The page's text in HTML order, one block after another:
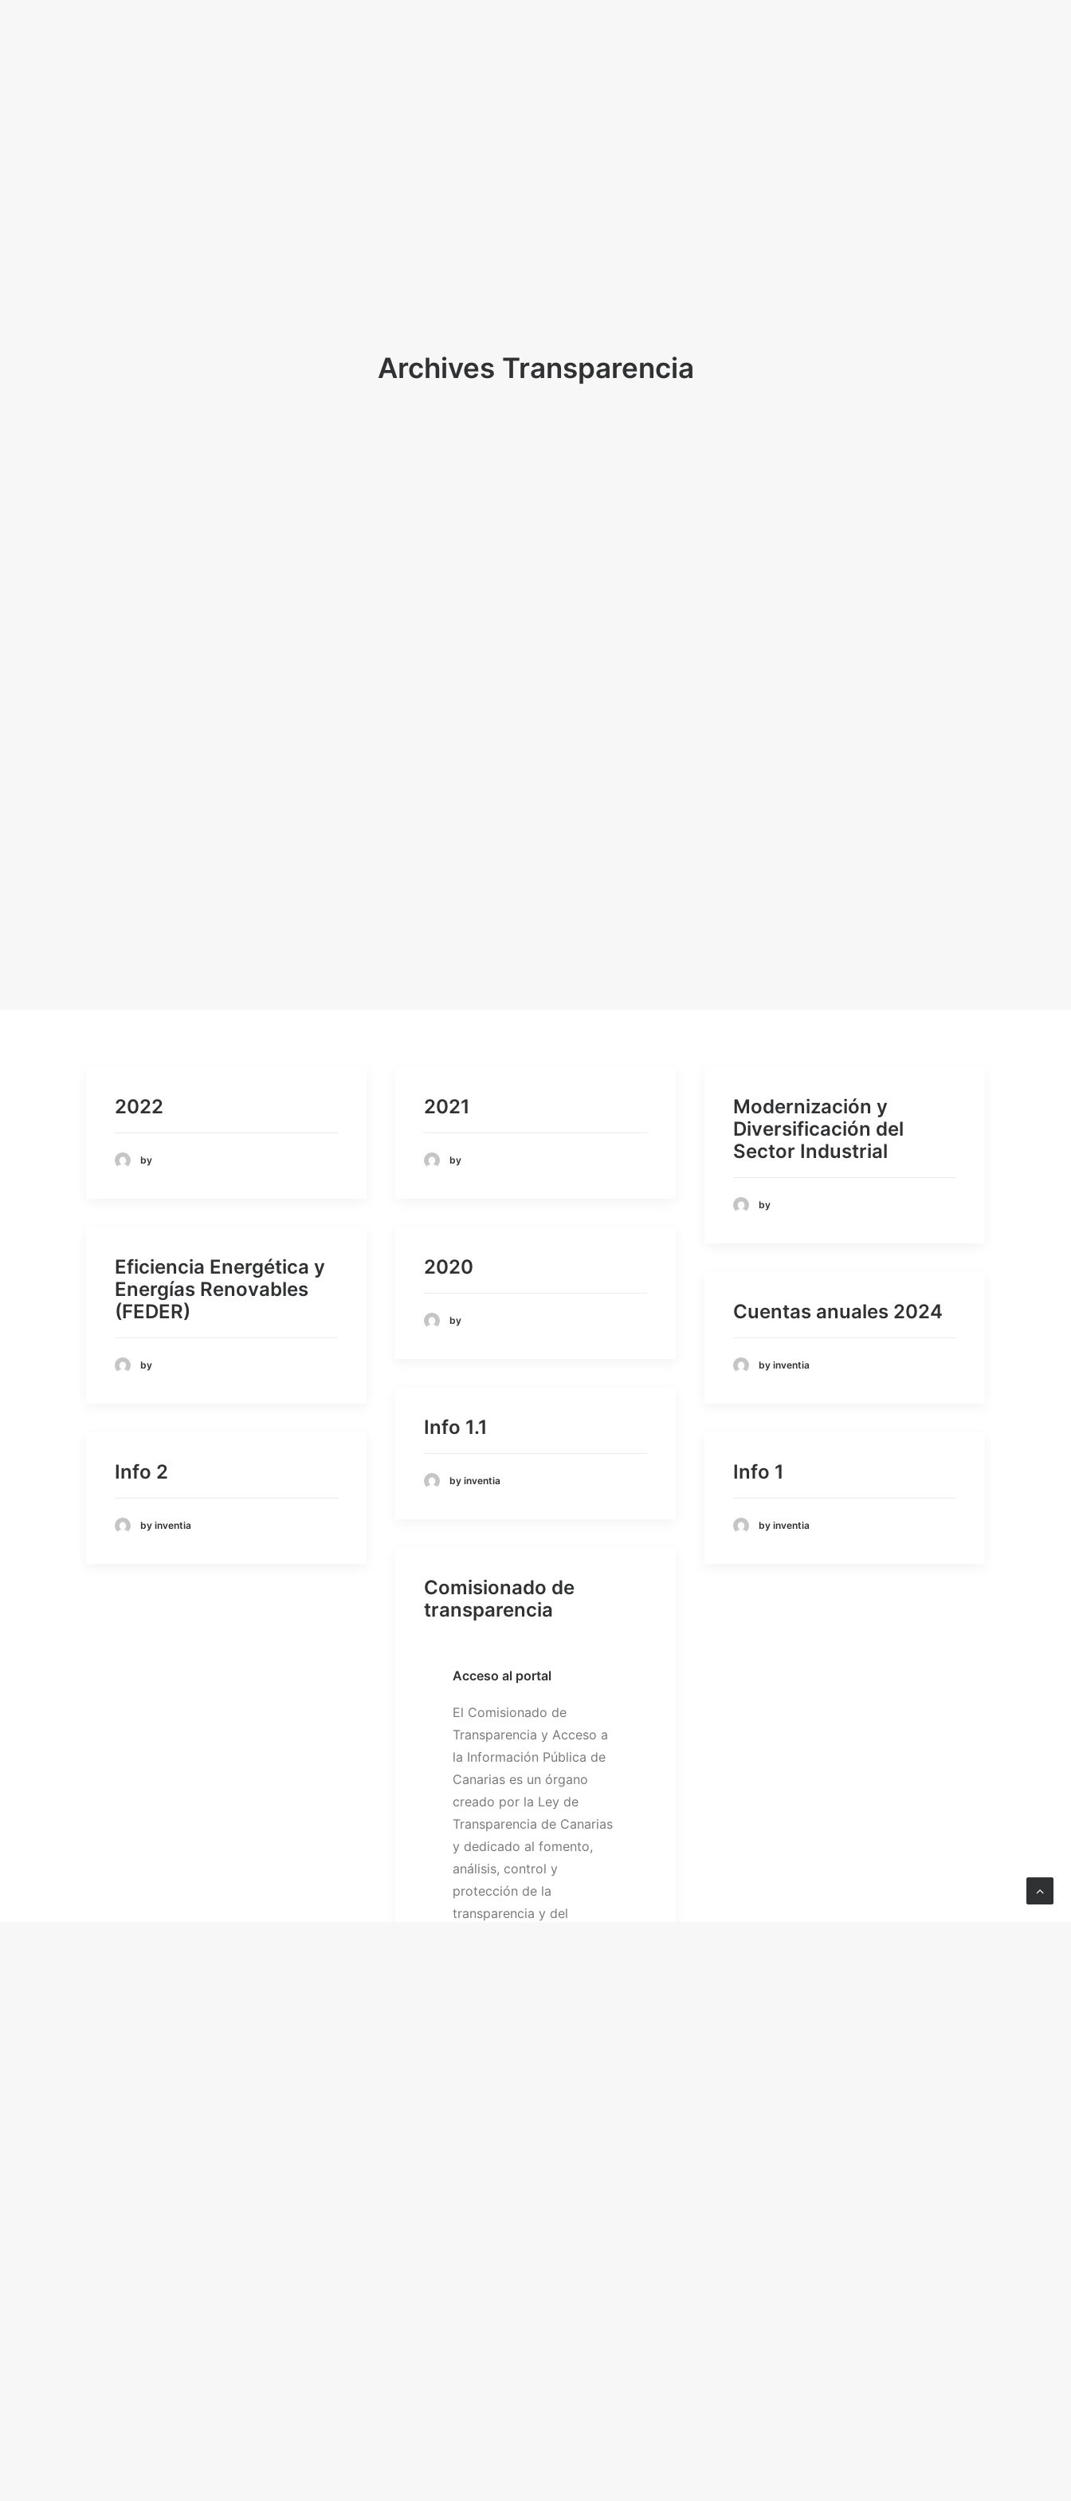
Archives Transparencia
2022
by
2021
by
Modernización y
Diversificación del
Sector Industrial
by
Eficiencia Energética y
Energías Renovables
(FEDER)
by
2020
by Cuentas anuales 2024
by inventia
Info 1.1
by inventia
Info 2
by inventia
Info 1
by inventia
Comisionado de
transparencia
Acceso al portal
El Comisionado de
Transparencia y Acceso a
la Información Pública de
Canarias es un órgano
creado por la Ley de
Transparencia de Canarias
y dedicado al fomento,
análisis, control y
protección de la
transparencia y del